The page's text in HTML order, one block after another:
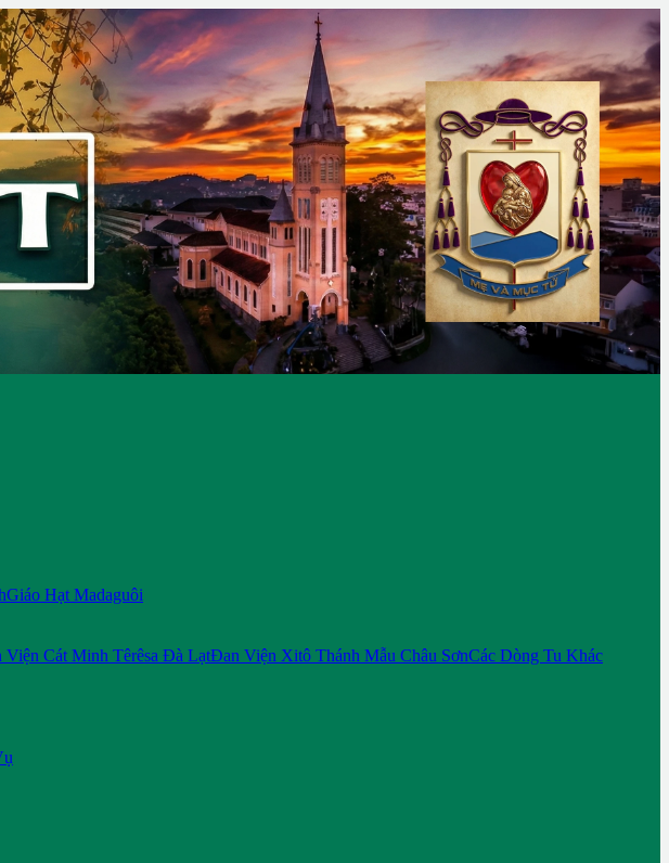
Giáo Hạt Madaguôi
Viện Cát Minh Têrêsa Đà LạtĐan Viện Xitô Thánh Mẫu Châu SơnCác Dòng Tu Khác